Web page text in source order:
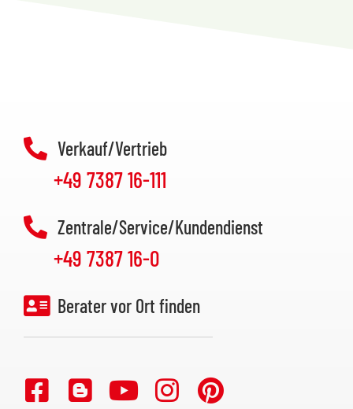
Verkauf/Vertrieb
+49 7387 16-111
Zentrale/Service/Kundendienst
+49 7387 16-0
Berater vor Ort finden